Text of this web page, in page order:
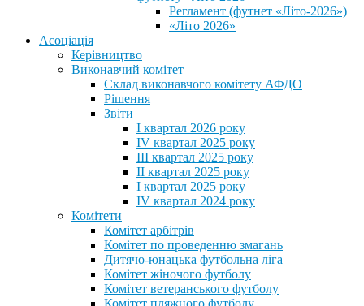
Регламент (футнет «Літо-2026»)
«Літо 2026»
Асоціація
Керівництво
Виконавчий комітет
Склад виконавчого комітету АФДО
Рішення
Звіти
I квартал 2026 року
IV квартал 2025 року
III квартал 2025 року
II квартал 2025 року
I квартал 2025 року
IV квартал 2024 року
Комітети
Комітет арбітрів
Комітет по проведенню змагань
Дитячо-юнацька футбольна ліга
Комітет жіночого футболу
Комітет ветеранського футболу
Комітет пляжного футболу